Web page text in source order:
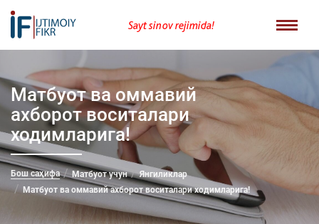
Sayt sinov rejimida!
Матбуот ва оммавий
ахборот воситалари
ходимларига!
Бош саҳифа Матбуот учун
Янгиликлар
Матбуот ва оммавий ахборот воситалари ходимларига!